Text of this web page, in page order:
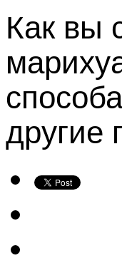
Как вы
другие